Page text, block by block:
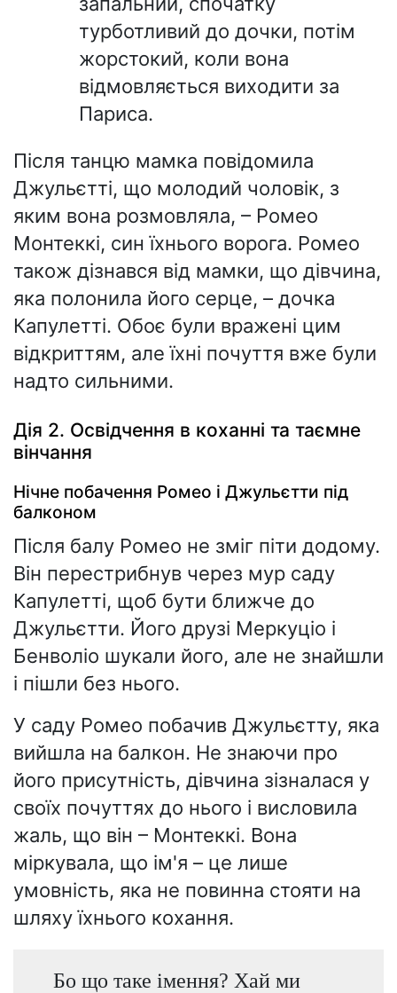
турботливий до дочки, потім
жорстокий, коли вона
відмовляється виходити за
Париса.
Після танцю мамка повідомила
Джульєтті, що молодий чоловік, з
яким вона розмовляла, – Ромео
Монтеккі, син їхнього ворога. Ромео
також дізнався від мамки, що дівчина,
яка полонила його серце, – дочка
Капулетті. Обоє були вражені цим
відкриттям, але їхні почуття вже були
надто сильними.
Дія 2. Освідчення в коханні та таємне
вінчання
Нічне побачення Ромео і Джульєтти під
балконом
Після балу Ромео не зміг піти додому.
Він перестрибнув через мур саду
Капулетті, щоб бути ближче до
Джульєтти. Його друзі Меркуціо і
Бенволіо шукали його, але не знайшли
і пішли без нього.
У саду Ромео побачив Джульєтту, яка
вийшла на балкон. Не знаючи про
його присутність, дівчина зізналася у
своїх почуттях до нього і висловила
жаль, що він – Монтеккі. Вона
міркувала, що ім'я – це лише
умовність, яка не повинна стояти на
шляху їхнього кохання.
Бо що таке імення? Хай ми